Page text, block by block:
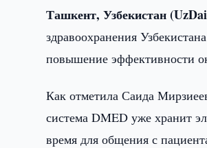
Ташкент, Узбекистан
здравоохранения
повышение эффективности
Как отметила Саида
система DMED уже хранит
время для общения с